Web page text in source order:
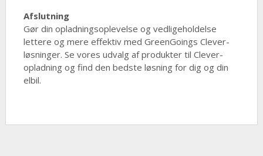
Afslutning
Gør din opladningsoplevelse og vedligeholdelse
lettere og mere effektiv med GreenGoings Clever-
løsninger. Se vores udvalg af produkter til Clever-
opladning og find den bedste løsning for dig og din
elbil.